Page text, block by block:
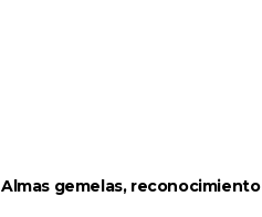
Almas gemelas, reconocimiento